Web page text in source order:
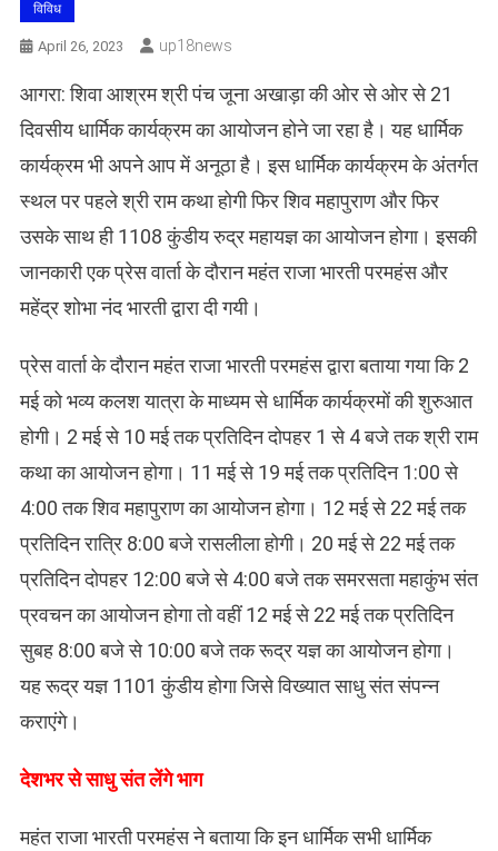
विविध
April 26, 2023 Up18news
आगरा: शिवा आश्रम श्री पंच जूना अखाड़ा की ओर से ओर से 21
दिवसीय धार्मिक कार्यक्रम का आयोजन होने जा रहा है। यह धार्मिक
कार्यक्रम भी अपने आप में अनूठा है। इस धार्मिक कार्यक्रम के अंतर्गत
स्थल पर पहले श्री राम कथा होगी फिर शिव महापुराण और फिर
उसके साथ ही 1108 कुंडीय रुद्र महायज्ञ का आयोजन होगा। इसकी
जानकारी एक प्रेस वार्ता के दौरान महंत राजा भारती परमहंस और
महेंद्र शोभा नंद भारती द्वारा दी गयी।
प्रेस वार्ता के दौरान महंत राजा भारती परमहंस द्वारा बताया गया कि 2
मई को भव्य कलश यात्रा के माध्यम से धार्मिक कार्यक्रमों की शुरुआत
होगी। 2 मई से 10 मई तक प्रतिदिन दोपहर 1 से 4 बजे तक श्री राम
कथा का आयोजन होगा। 11 मई से 19 मई तक प्रतिदिन 1:00 से
4:00 तक शिव महापुराण का आयोजन होगा। 12 मई से 22 मई तक
प्रतिदिन रात्रि 8:00 बजे रासलीला होगी। 20 मई से 22 मई तक
प्रतिदिन दोपहर 12:00 बजे से 4:00 बजे तक समरसता महाकुंभ संत
प्रवचन का आयोजन होगा तो वहीं 12 मई से 22 मई तक प्रतिदिन
सुबह 8:00 बजे से 10:00 बजे तक रूद्र यज्ञ का आयोजन होगा।
यह रूद्र यज्ञ 1101 कुंडीय होगा जिसे विख्यात साधु संत संपन्न
कराएंगे।
देशभर से साधु संत लेंगे भाग
महंत राजा भारती परमहंस ने बताया कि इन धार्मिक सभी धार्मिक